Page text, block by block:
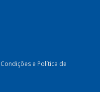
e Política de